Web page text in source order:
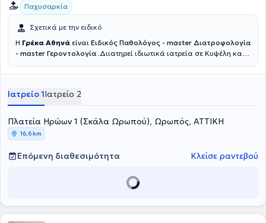
Παχυσαρκία
Σχετικά με την ειδικό
Η Γρέκα Αθηνά είναι Ειδικός Παθολόγος - master Διατροφολoγία
- master Γεροντολoγία .Διιατηρεί ιδιωτικά ιατρεία σε Κυψέλη και
Καποδιστριακού Πανεπιστημίου Αθηνών και κάτοχος
από το Υπουργείο Υγείας και το ΕΚΑΒ. Επίσης, διαθέτει
μεταπτυχιακό στη Γεροντολογία από το European University Cyprus
και μεταπτυχιακό διατροφολογίας, Dietetics and Nutricion Studies,
Pearson Assurded από την Αγγλία. Η γιατρός παρακολουθεί και
συμμετέχει με εργασίες σε πλήθος συνεδρίων στην Ελλάδα και το
αρθρογραφήσει σε περιοδικά γενικού ενδιαφέροντος για θέματα
Σύλλογο Αθηνών, για την εθελοντική συμμετοχή στο Ιατρείο
Κοινωνικής Αποστολής, από την ΕΚΕΠΥ, για την εκπαίδευση και την
επείγουσες καταστάσεις του Ιατρικού Συλλόγου Αθηνών και έχει
Ιατρείο 1Ιατρείο 2
Πλατεία Ηρώων 1 (Σκάλα Ωρωπού), Ωρωπός, ΑΤΤΙΚΗ
16,6 km
Επόμενη διαθεσιμότητα Κλείσε ραντεβού